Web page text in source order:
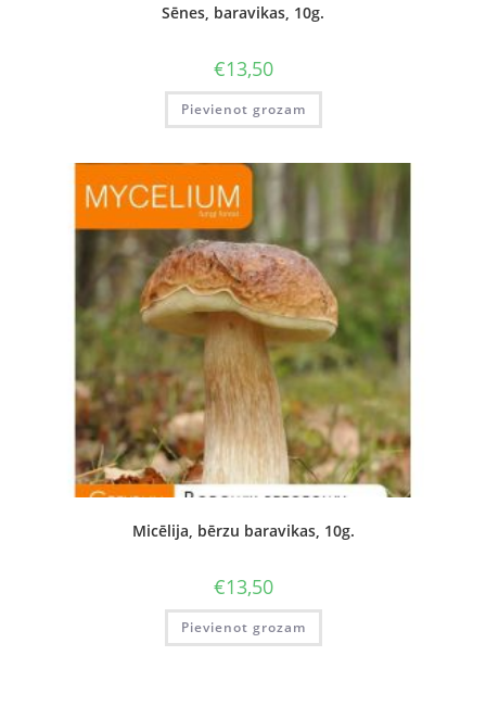
Sēnes, baravikas, 10g.
€13,50
Pievienot grozam
Micēlija, bērzu baravikas, 10g.
€13,50
Pievienot grozam